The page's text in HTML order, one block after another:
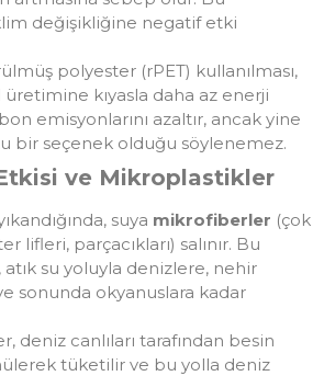
değişikliğine negatif etki
polyester (rPET) kullanılması,
kıyasla daha az enerji
emisyonlarını azaltır, ancak yine
bir seçenek olduğu söylenemez.
ve Mikroplastikler
suya mikrofiberler (çok
lifleri, parçacıkları) salınır. Bu
su yoluyla denizlere, nehir
sonunda okyanuslara kadar
deniz canlıları tarafından besin
tüketilir ve bu yolla deniz